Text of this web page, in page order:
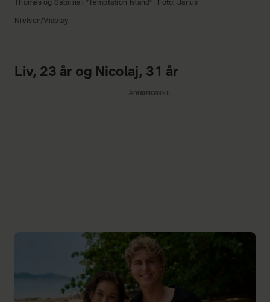
Thomas og Sabrina i "Temptation Island" Foto: Janus
Nielsen/Viaplay
Liv, 23 år og Nicolaj, 31 år
Annonce